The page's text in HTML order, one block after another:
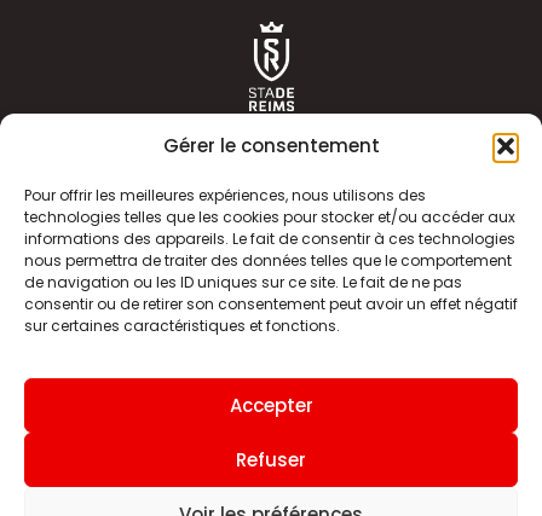
Gérer le consentement
Pour offrir les meilleures expériences, nous utilisons des
technologies telles que les cookies pour stocker et/ou accéder aux
informations des appareils. Le fait de consentir à ces technologies
nous permettra de traiter des données telles que le comportement
de navigation ou les ID uniques sur ce site. Le fait de ne pas
consentir ou de retirer son consentement peut avoir un effet négatif
sur certaines caractéristiques et fonctions.
Accepter
Refuser
ACTUALITÉS
CLUB
BOUTIQUE
HISTOIRE
ÉQUIPE PREMIERE
INFOS ET CONTACT